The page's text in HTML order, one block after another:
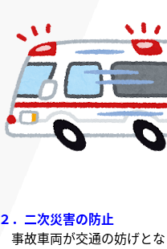
２．二次災害の防止
事故車両が交通の妨げと